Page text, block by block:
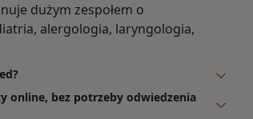
dużym zespołem o
alergologia, laryngologia,
online, bez potrzeby odwiedzenia